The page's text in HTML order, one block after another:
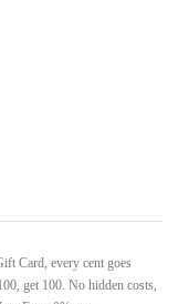
Card, every cent goes
get 100. No hidden costs,